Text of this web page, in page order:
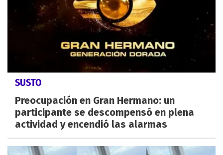
SUSTO
Preocupación en Gran Hermano: un
participante se descompensó en plena
actividad y encendió las alarmas